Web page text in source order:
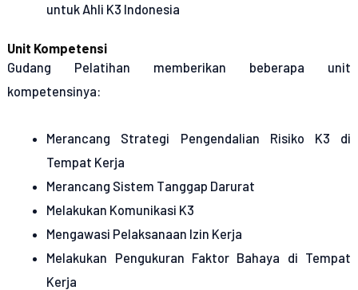
untuk Ahli K3 Indonesia
Unit Kompetensi
Gudang Pelatihan memberikan beberapa unit
kompetensinya:
Merancang Strategi Pengendalian Risiko K3 di
Tempat Kerja
Merancang Sistem Tanggap Darurat
Melakukan Komunikasi K3
Mengawasi Pelaksanaan Izin Kerja
Melakukan Pengukuran Faktor Bahaya di Tempat
Kerja